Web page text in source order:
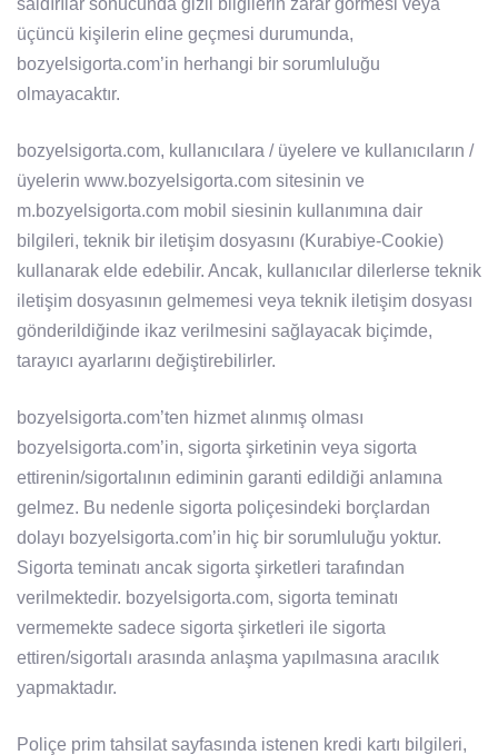
üçüncü kişilerin eline geçmesi durumunda,
bozyelsigorta.com’in herhangi bir sorumluluğu
olmayacaktır.
bozyelsigorta.com, kullanıcılara / üyelere ve kullanıcıların /
üyelerin www.bozyelsigorta.com sitesinin ve
m.bozyelsigorta.com mobil siesinin kullanımına dair
bilgileri, teknik bir iletişim dosyasını (Kurabiye-Cookie)
kullanarak elde edebilir. Ancak, kullanıcılar dilerlerse teknik
iletişim dosyasının gelmemesi veya teknik iletişim dosyası
gönderildiğinde ikaz verilmesini sağlayacak biçimde,
tarayıcı ayarlarını değiştirebilirler.
bozyelsigorta.com’ten hizmet alınmış olması
bozyelsigorta.com’in, sigorta şirketinin veya sigorta
ettirenin/sigortalının ediminin garanti edildiği anlamına
gelmez. Bu nedenle sigorta poliçesindeki borçlardan
dolayı bozyelsigorta.com’in hiç bir sorumluluğu yoktur.
Sigorta teminatı ancak sigorta şirketleri tarafından
verilmektedir. bozyelsigorta.com, sigorta teminatı
vermemekte sadece sigorta şirketleri ile sigorta
ettiren/sigortalı arasında anlaşma yapılmasına aracılık
yapmaktadır.
Poliçe prim tahsilat sayfasında istenen kredi kartı bilgileri,